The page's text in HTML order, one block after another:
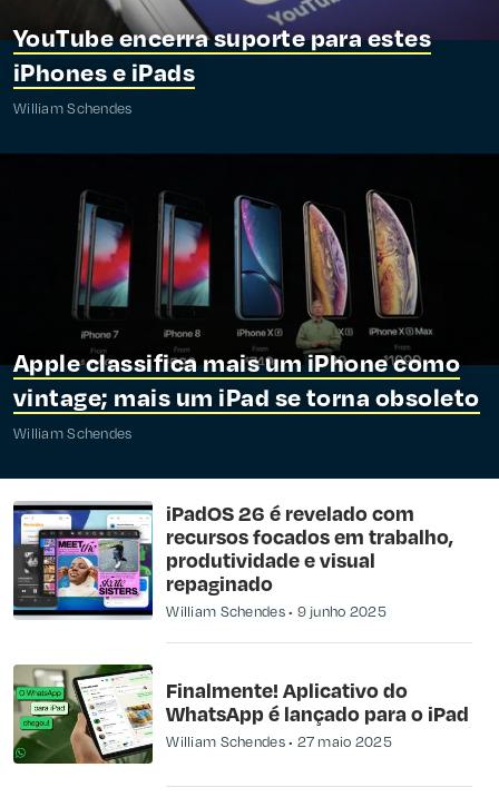
YouTube encerra suporte para estes
iPhones e iPads
William Schendes
Apple classifica mais um iPhone como
vintage; mais um iPad se torna obsoleto
William Schendes
iPadOS 26 é revelado com
recursos focados em trabalho,
produtividade e visual
repaginado
William Schendes 9 junho 2025
Finalmente! Aplicativo do
WhatsApp é lançado para o iPad
William Schendes 27 maio 2025